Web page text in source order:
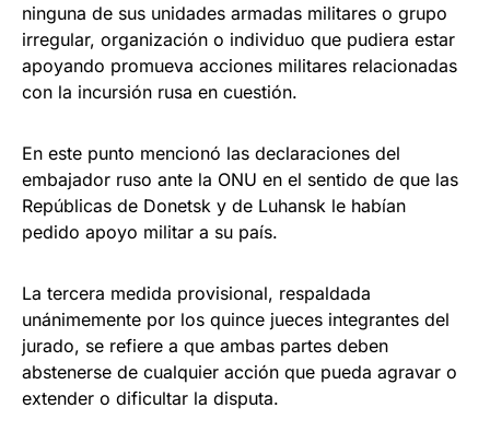
ninguna de sus unidades armadas militares o grupo
irregular, organización o individuo que pudiera estar
apoyando promueva acciones militares relacionadas
con la incursión rusa en cuestión.
En este punto mencionó las declaraciones del
embajador ruso ante la ONU en el sentido de que las
Repúblicas de Donetsk y de Luhansk le habían
pedido apoyo militar a su país.
La tercera medida provisional, respaldada
unánimemente por los quince jueces integrantes del
jurado, se refiere a que ambas partes deben
abstenerse de cualquier acción que pueda agravar o
extender o dificultar la disputa.